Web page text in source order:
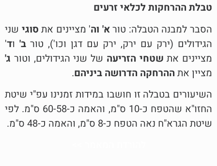
טבלת ההרחקות לכלאי זרעים
הסבר למבנה הטבלה: טורא' וה' מציינים את סוגי שני
הגידולים (ירק עם ירק, ירק עם דגן וכו'), טורב' וד'
מציינים את שטחי הזריעה של שני הגידולים, וטור ג'
מציין את ההרחקה הדרושה ביניהם.
השיעורים בטבלה זו חושבו במידות זמנינו עפ"י שיטת
החזו"א שהטפח כ-10 ס"מ, והאמה כ-60-58 ס"מ. לפי
שיטת הגרא"ח נאה הטפח כ-8 ס"מ, והאמה כ-48 ס"מ.